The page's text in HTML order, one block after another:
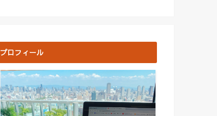
プロフィール